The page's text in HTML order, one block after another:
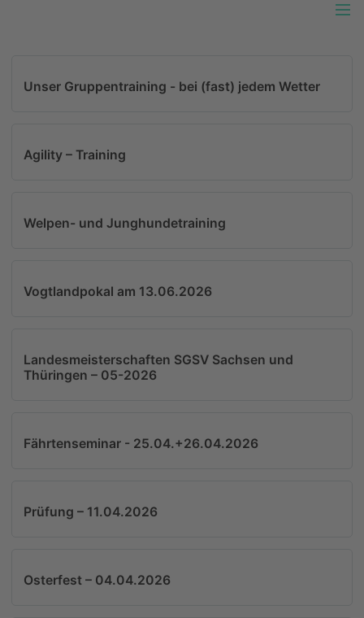
BEITRAGSORDNUNG
NUTZUNGSORDNUNG
Allgemeiner Hundesportverein Heinsdorfergrund
Unser Gruppentraining - bei (fast) jedem Wetter
Agility – Training
Welpen- und Junghundetraining
Vogtlandpokal am 13.06.2026
Landesmeisterschaften SGSV Sachsen und
Thüringen – 05-2026
Fährtenseminar - 25.04.+26.04.2026
Prüfung – 11.04.2026
Osterfest – 04.04.2026